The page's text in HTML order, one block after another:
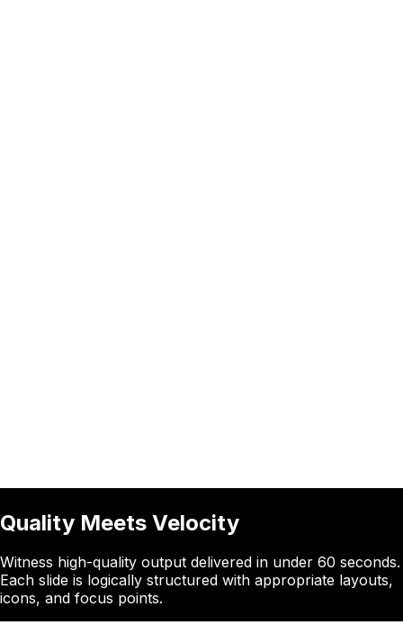
Quality Meets Velocity
Witness high-quality output delivered in under 60 seconds.
Each slide is logically structured with appropriate layouts,
icons, and focus points.